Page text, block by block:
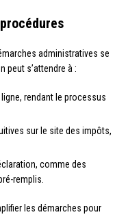
administratives se
peut s’attendre à :
rendant le processus
sur le site des impôts,
comme des
remplis.
les démarches pour